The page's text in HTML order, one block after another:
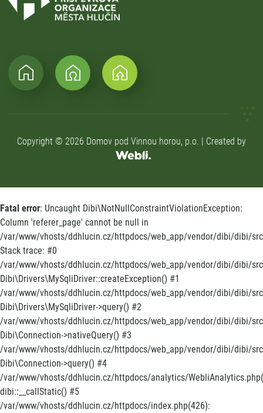
Copyright © 2026 Domov pod Vinnou horou, p.o. | Created by
Fatal error: Uncaught Dibi\NotNullConstraintViolationException:
Column 'referer_page' cannot be null in
/var/www/vhosts/ddhlucin.cz/httpdocs/web_app/vendor/dibi/dibi/
Stack trace: #0
/var/www/vhosts/ddhlucin.cz/httpdocs/web_app/vendor/dibi/dibi/
Dibi\Drivers\MySqliDriver::createException() #1
/var/www/vhosts/ddhlucin.cz/httpdocs/web_app/vendor/dibi/dibi/
Dibi\Drivers\MySqliDriver->query() #2
/var/www/vhosts/ddhlucin.cz/httpdocs/web_app/vendor/dibi/dibi/
Dibi\Connection->nativeQuery() #3
/var/www/vhosts/ddhlucin.cz/httpdocs/web_app/vendor/dibi/dibi/
Dibi\Connection->query() #4
/var/www/vhosts/ddhlucin.cz/httpdocs/analytics/
dibi::__callStatic() #5
/var/www/vhosts/ddhlucin.cz/httpdocs/index.php(426):